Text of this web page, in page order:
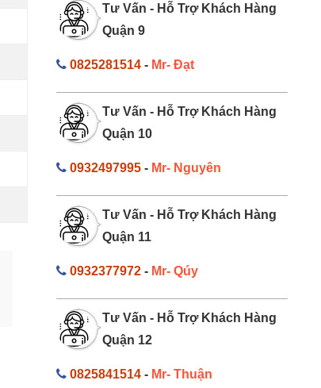
Tư Vấn - Hỗ Trợ Khách Hàng
Quận 9
0825281514- Mr- Đạt
Tư Vấn - Hỗ Trợ Khách Hàng
Quận 10
0932497995- Mr- Nguyên
Tư Vấn - Hỗ Trợ Khách Hàng
Quận 11
0932377972- Mr- Qúy
Tư Vấn - Hỗ Trợ Khách Hàng
Quận 12
0825841514- Mr- Thuận